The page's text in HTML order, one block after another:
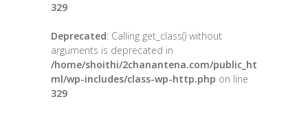
329
Deprecated: Calling get_class() without
arguments is deprecated in
/home/shoithi/2chanantena.com/public_ht
ml/wp-includes/class-wp-http.php on line
329